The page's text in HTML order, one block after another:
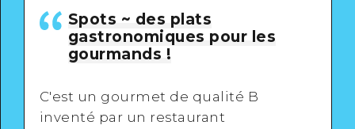
Spots ~ des plats
gastronomiques pour les
gourmands !
C'est un gourmet de qualité B
inventé par un restaurant